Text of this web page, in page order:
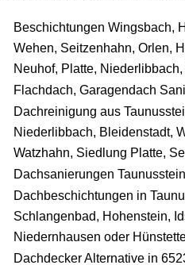
Beschichtungen Wingsbach,
Wehen, Seitzenhahn, Orlen,
Neuhof, Platte,
Flachdach, Garagendach
Dachreinigung aus
Niederlibbach, Bleidenstadt,
Watzhahn, Siedlung Platte,
Dachsanierungen Taunusstein
Dachbeschichtungen in
Schlangenbad, Hohenstein,
Niedernhausen oder
Dachdecker Alternative in